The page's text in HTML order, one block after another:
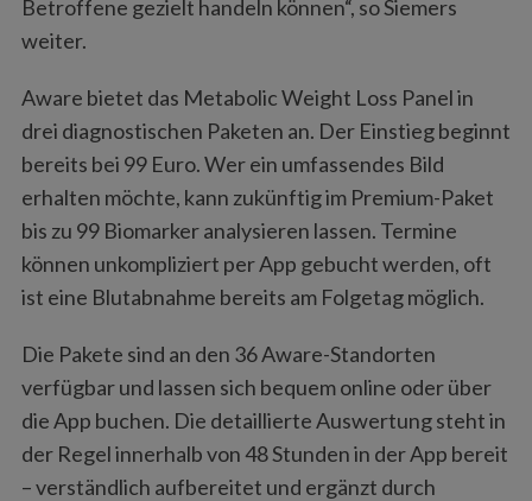
Betroffene gezielt handeln können“, so Siemers
weiter.
Aware bietet das Metabolic Weight Loss Panel in
drei diagnostischen Paketen an. Der Einstieg beginnt
bereits bei 99 Euro. Wer ein umfassendes Bild
erhalten möchte, kann zukünftig im Premium-Paket
bis zu 99 Biomarker analysieren lassen. Termine
können unkompliziert per App gebucht werden, oft
ist eine Blutabnahme bereits am Folgetag möglich.
Die Pakete sind an den 36 Aware-Standorten
verfügbar und lassen sich bequem online oder über
die App buchen. Die detaillierte Auswertung steht in
der Regel innerhalb von 48 Stunden in der App bereit
– verständlich aufbereitet und ergänzt durch